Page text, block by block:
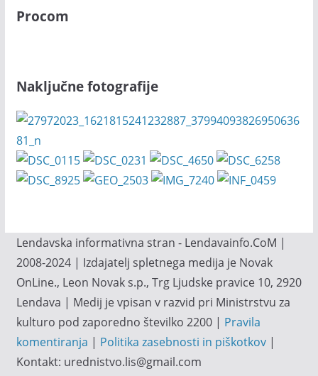
Procom
Naključne fotografije
Lendavska informativna stran - Lendavainfo.CoM |
2008-2024 | Izdajatelj spletnega medija je Novak
OnLine., Leon Novak s.p., Trg Ljudske pravice 10, 2920
Lendava | Medij je vpisan v razvid pri Ministrstvu za
kulturo pod zaporedno številko 2200 | Pravila
komentiranja | Politika zasebnosti in piškotkov|
Kontakt: urednistvo.lis@gmail.com